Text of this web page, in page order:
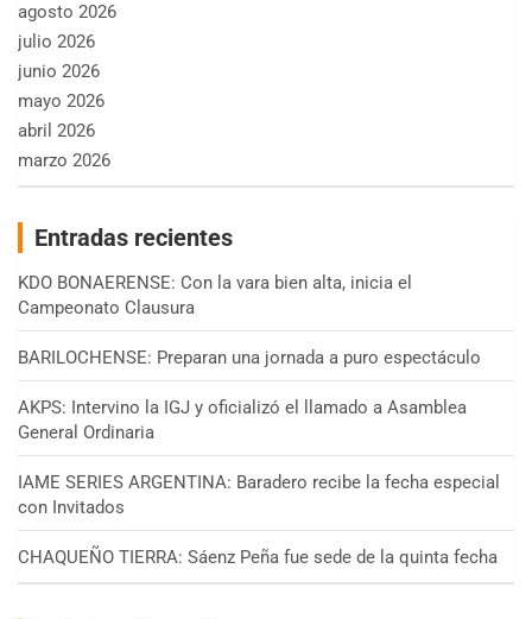
agosto 2026
julio 2026
junio 2026
mayo 2026
abril 2026
marzo 2026
Entradas recientes
KDO BONAERENSE: Con la vara bien alta, inicia el
Campeonato Clausura
BARILOCHENSE: Preparan una jornada a puro espectáculo
AKPS: Intervino la IGJ y oficializó el llamado a Asamblea
General Ordinaria
IAME SERIES ARGENTINA: Baradero recibe la fecha especial
con Invitados
CHAQUEÑO TIERRA: Sáenz Peña fue sede de la quinta fecha